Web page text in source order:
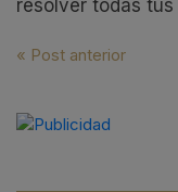
resolver todas
de
entradas
« Post anterior